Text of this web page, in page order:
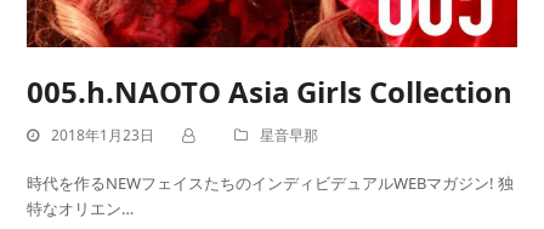
005.h.NAOTO Asia Girls Collection
2018年1月23日 星音早那
時代を作るNEWフェイスたちのインディビデュアルWEBマガジン! 独
特なオリエン…